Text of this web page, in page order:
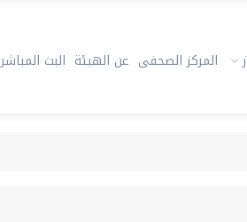
المركز الصحفى عن الهيئة البث المباشر